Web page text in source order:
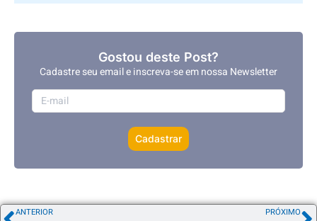
Gostou deste Post?
Cadastre seu email e inscreva-se em nossa Newsletter
Cadastrar
ANTERIOR PRÓXIMO